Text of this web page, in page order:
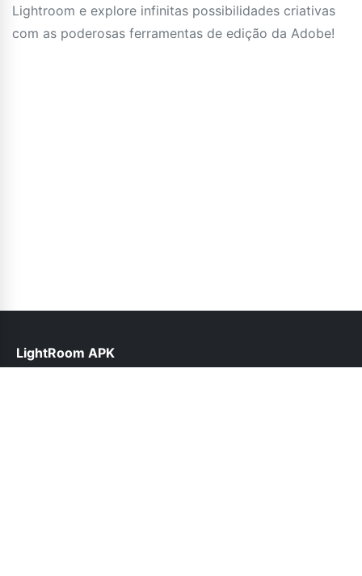
Lightroom e explore infinitas possibilidades criativas
com as poderosas ferramentas de edição da Adobe!
LightRoom APK